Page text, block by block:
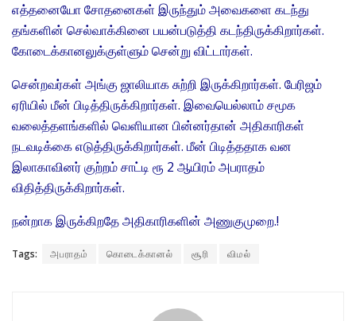
எத்தனையோ சோதனைகள் இருந்தும் அவைகளை கடந்து
தங்களின் செல்வாக்கினை பயன்படுத்தி கடந்திருக்கிறார்கள்.
கோடைக்கானலுக்குள்ளும் சென்று விட்டார்கள்.
சென்றவர்கள் அங்கு ஜாலியாக சுற்றி இருக்கிறார்கள். பேரிஜம்
ஏரியில் மீன் பிடித்திருக்கிறார்கள். இவையெல்லாம் சமூக
வலைத்தளங்களில் வெளியான பின்னர்தான் அதிகாரிகள்
நடவடிக்கை எடுத்திருக்கிறார்கள். மீன் பிடித்ததாக வன
இலாகாவினர் குற்றம் சாட்டி ரூ 2 ஆயிரம் அபராதம்
விதித்திருக்கிறார்கள்.
நன்றாக இருக்கிறதே அதிகாரிகளின் அணுகுமுறை.!
Tags: அபராதம் கொடைக்கானல் சூரி விமல்